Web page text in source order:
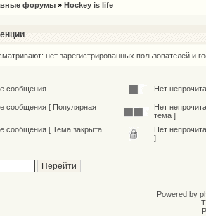
форумы » Hockey is life
нет зарегистрированных пользователей и
сообщения Нет
сообщения [ Популярная
Нет
тема ]
сообщения [ Тема закрыта
Нет
]
Powered by